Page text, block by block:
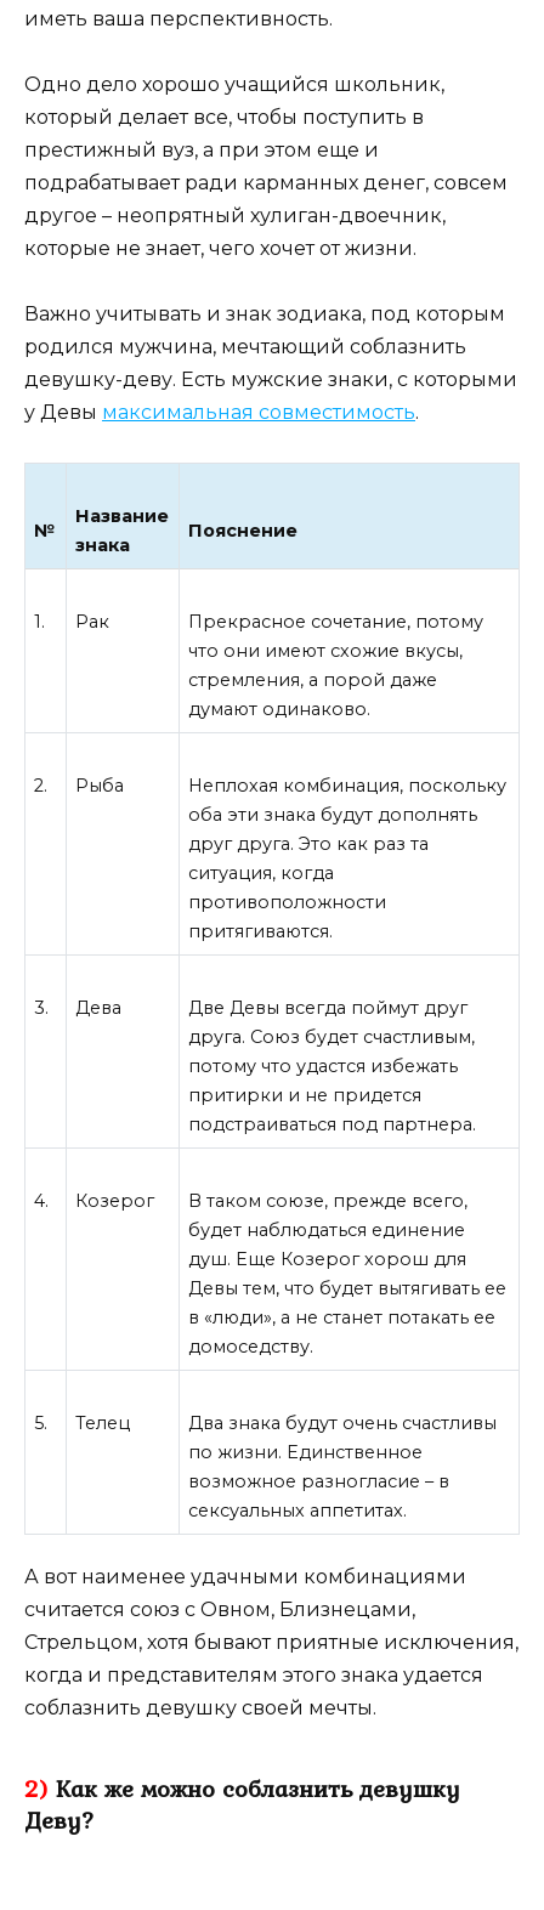
иметь ваша перспективность.
Одно дело хорошо учащийся школьник,
который делает все, чтобы поступить в
престижный вуз, а при этом еще и
подрабатывает ради карманных денег, совсем
другое – неопрятный хулиган-двоечник,
которые не знает, чего хочет от жизни.
Важно учитывать и знак зодиака, под которым
родился мужчина, мечтающий соблазнить
девушку-деву. Есть мужские знаки, с которыми
у Девы максимальная совместимость.
№
Название
знака
Пояснение
1. Рак
Прекрасное сочетание, потому
что они имеют схожие вкусы,
стремления, а порой даже
думают одинаково.
2. Рыба
Неплохая комбинация, поскольку
оба эти знака будут дополнять
друг друга. Это как раз та
ситуация, когда
противоположности
притягиваются.
3. Дева
Две Девы всегда поймут друг
друга. Союз будет счастливым,
потому что удастся избежать
притирки и не придется
подстраиваться под партнера.
4. Козерог
В таком союзе, прежде всего,
будет наблюдаться единение
душ. Еще Козерог хорош для
Девы тем, что будет вытягивать ее
в «люди», а не станет потакать ее
домоседству.
5. Телец
Два знака будут очень счастливы
по жизни. Единственное
возможное разногласие – в
сексуальных аппетитах.
А вот наименее удачными комбинациями
считается союз с Овном, Близнецами,
Стрельцом, хотя бывают приятные исключения,
когда и представителям этого знака удается
соблазнить девушку своей мечты.
2) Как же можно соблазнить девушку
Деву?